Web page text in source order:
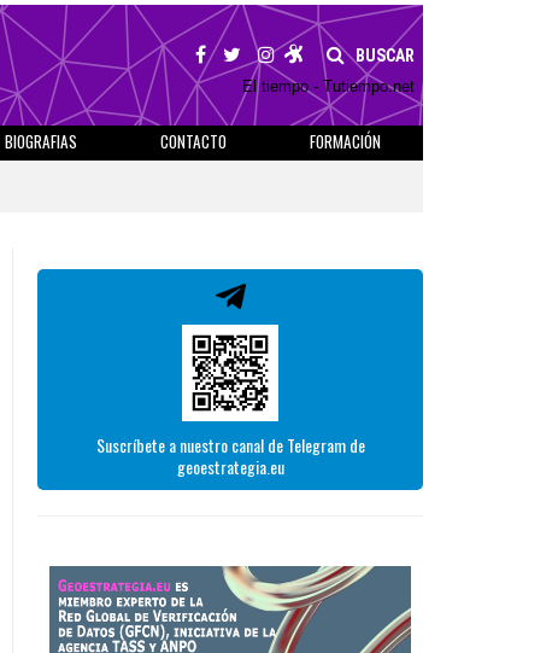
BUSCAR
El tiempo - Tutiempo.net
BIOGRAFIAS CONTACTO
FORMACIÓN
Suscríbete a nuestro canal de Telegram de
geoestrategia.eu